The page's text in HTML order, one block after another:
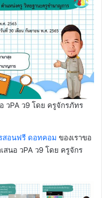
วPA ว9 โดย ครูจักรภัทร
สอนฟรี ดอทคอม ของเราขอ
นอ วPA ว9 โดย ครูจักร